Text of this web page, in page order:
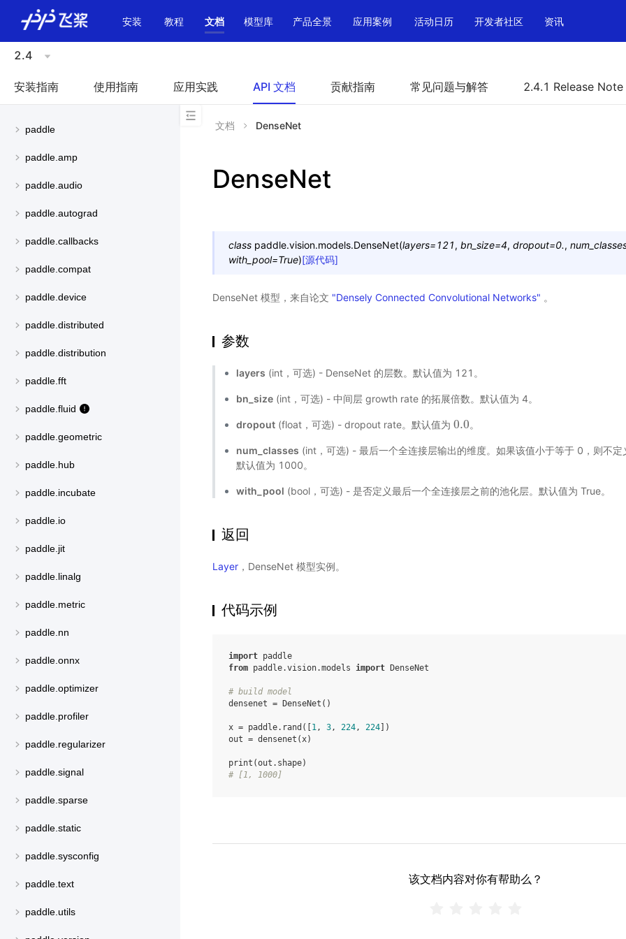
安装 教程 文档 模型库 产品全景 应用案例 活动日历 开发者社区 资讯
2.4
安装指南 使用指南 应用实践 API 文档 贡献指南 常见问题与解答 2.4.1 Release Note
paddle
paddle.amp
paddle.audio
paddle.autograd
paddle.callbacks
paddle.compat
paddle.device
paddle.distributed
paddle.distribution
paddle.fft
paddle.fluid
paddle.geometric
paddle.hub
paddle.incubate
paddle.io
paddle.jit
paddle.linalg
paddle.metric
paddle.nn
paddle.onnx
paddle.optimizer
paddle.profiler
paddle.regularizer
paddle.signal
paddle.sparse
paddle.static
paddle.sysconfig
paddle.text
paddle.utils
文档 DenseNet
DenseNet
class paddle.vision.models.DenseNet(layers=121, bn_size=4, dropout=0.,
with_pool=True)[源代码]
DenseNet 模型，来自论文 "Densely Connected Convolutional Networks" 。
参数
layers (int，可选) - DenseNet 的层数。默认值为 121。
bn_size (int，可选) - 中间层 growth rate 的拓展倍数。默认值为 4。
dropout (float，可选) - dropout rate。默认值为0.0
0.0。
num_classes (int，可选) - 最后一个全连接层输出的维度。如果该值小于等于 0，则不定
默认值为 1000。
with_pool (bool，可选) - 是否定义最后一个全连接层之前的池化层。默认值为 True。
返回
Layer ，DenseNet 模型实例。
代码示例
import paddle
from paddle.vision.models import DenseNet
# build model
densenet = DenseNet ()
x = paddle. rand ([ 1, 3, 224, 224 ])
out = densenet (x)
print (out . shape)
# [1, 1000]
该文档内容对你有帮助么？